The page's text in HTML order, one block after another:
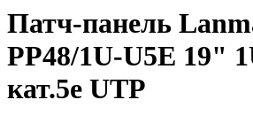
Патч-панель
PP48/­1U-U5E 19"
кат.5e UTP